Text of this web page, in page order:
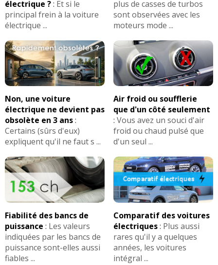
électrique ?: Et si le
principal frein à la voiture
électrique ...
plus de casses de turbos
sont observées avec les
moteurs mode ...
Non, une voiture
électrique ne devient pas
obsolète en 3 ans:
Certains (sûrs d'eux)
expliquent qu'il ne faut s ...
Air froid ou soufflerie
que d'un côté seulement
: Vous avez un souci d'air
froid ou chaud pulsé que
d'un seul ...
Fiabilité des bancs de
puissance : Les valeurs
indiquées par les bancs de
puissance sont-elles aussi
fiables ...
Comparatif des voitures
électriques: Plus aussi
rares qu'il y a quelques
années, les voitures
intégral ...